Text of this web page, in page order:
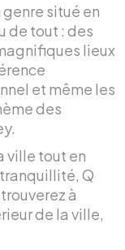
genre situé en
de tout : des
lieux
et même les
des
ville tout en
Q
à
de la ville,